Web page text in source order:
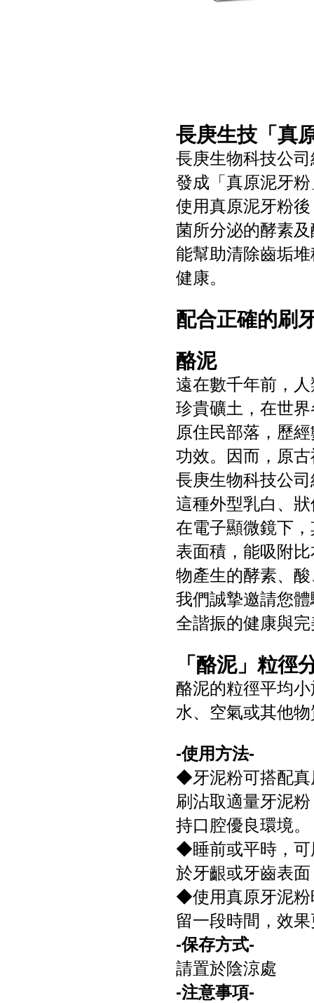
長庚生技「真
長庚生物科技公
發成「真原泥牙
使用真原泥牙粉
菌所分泌的酵素
能幫助清除齒垢
健康。
配合正確的刷
酪泥
遠在數千年前，
珍貴礦土，在世
原住民部落，歷
功效。因而，原
長庚生物科技公
這種外型乳白、
在電子顯微鏡下
表面積，能吸附
物產生的酵素、
我們誠摯邀請您
全諧振的健康與
「酪泥」粒徑
酪泥的粒徑平均
水、空氣或其他
-使用方法-
◆牙泥粉可搭配真
刷沾取適量牙泥
持口腔優良環境。
◆睡前或平時，可
於牙齦或牙齒表
◆使用真原牙泥粉
留一段時間，效
-保存方式-
請置於陰涼處
-注意事項-